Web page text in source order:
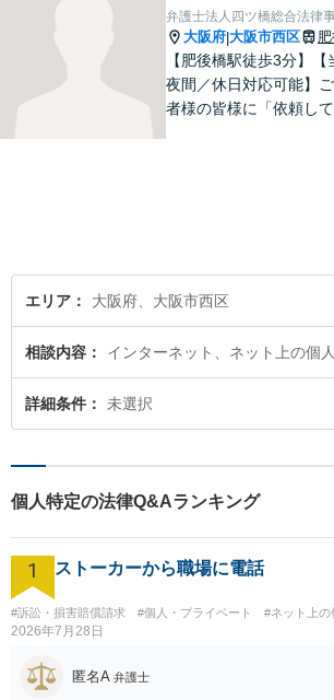
弁護士法人四ツ橋総合法律
大阪府|大阪市西区
【肥後橋駅徒歩3分】【
夜間／休日対応可能】
者様の皆様に「依頼して
していきます。
エリア 大阪府、大阪市西区
相談内容 インターネット、ネット上の個
詳細条件 未選択
個人特定の法律Q&Aランキング
1 ストーカーから職場に電話
#訴訟・損害賠償請求 #個人・プライベート #ネット上の
2026年7月28日
匿名A 弁護士